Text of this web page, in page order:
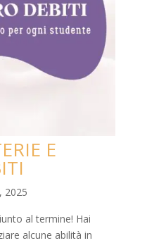
E
2025
al termine! Hai
alcune abilità in